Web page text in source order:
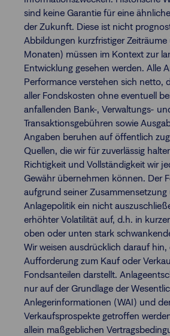
sind keine Garantie für eine
der Zukunft. Diese ist nicht
Abbildungen kurzfristiger Zeiträume
Monaten) müssen im Kontext zur
Entwicklung gesehen werden. Alle
Performance verstehen sich netto,
aller Fondskosten ohne eventuell
anfallenden Bank-, Verwaltungs-
Transaktionsgebühren sowie
Angaben beruhen auf öffentlich
Quellen, die wir für zuverlässig
Richtigkeit und Vollständigkeit wir
Gewähr übernehmen können. Der
aufgrund seiner Zusammensetzung
Anlagepolitik ein nicht
erhöhter Volatilität auf, d.h. in
oben oder unten stark
Wir weisen ausdrücklich darauf hin,
Aufforderung zum Kauf oder
Fondsanteilen darstellt.
nur auf der Grundlage der
Anlegerinformationen (WAI) und
Verkaufsprospekte getroffen
allein maßgeblichen